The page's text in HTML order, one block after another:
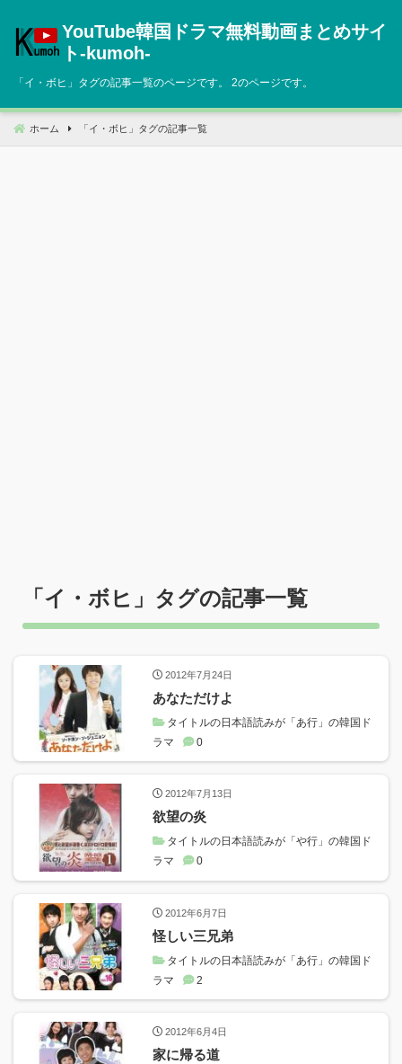
へ
動
YouTube韓国ドラマ無料動画まとめサイ
ト‐kumoh‐
「イ・ボヒ 」タグの記事一覧のページです。 2のページです。
ホーム 「 イ・ボヒ 」タグの記事一覧
「イ・ボヒ 」タグの記事一覧
2012年7月24日
あなただけよ
タイトルの日本語読みが「あ行」の韓国ド
ラマ
0
2012年7月13日
欲望の炎
タイトルの日本語読みが「や行」の韓国ド
ラマ
0
2012年6月7日
怪しい三兄弟
タイトルの日本語読みが「あ行」の韓国ド
ラマ
2
2012年6月4日
家に帰る道